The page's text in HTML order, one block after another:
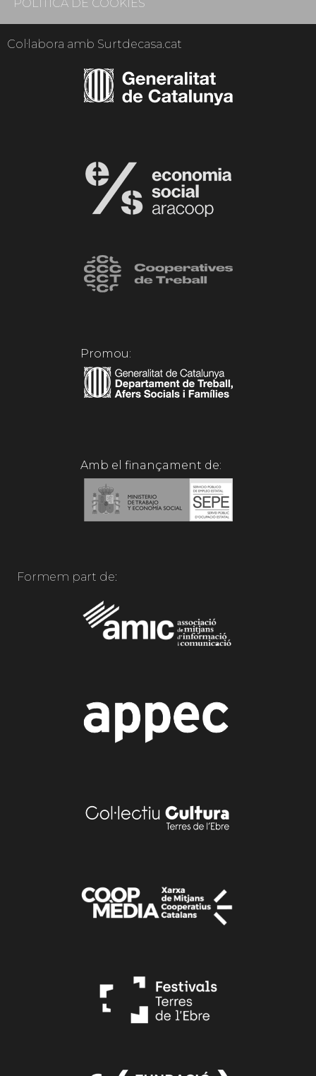
POLÍTICA DE COOKIES
Col·labora amb Surtdecasa.cat
Promou:
Amb el finançament de:
Formem part de: